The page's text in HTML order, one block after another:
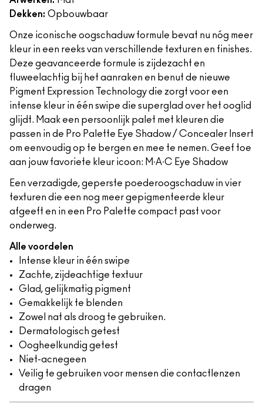
Dekken: Opbouwbaar
Onze iconische oogschaduw formule bevat nu nóg meer
kleur in een reeks van verschillende texturen en finishes.
Deze geavanceerde formule is zijdezacht en
fluweelachtig bij het aanraken en benut de nieuwe
Pigment Expression Technology die zorgt voor een
intense kleur in één swipe die superglad over het ooglid
glijdt. Maak een persoonlijk palet met kleuren die
passen in de Pro Palette Eye Shadow / Concealer Insert
om eenvoudig op te bergen en mee te nemen. Geef toe
aan jouw favoriete kleur icoon: M∙A∙C Eye Shadow
Een verzadigde, geperste poederoogschaduw in vier
texturen die een nog meer gepigmenteerde kleur
afgeeft en in een Pro Palette compact past voor
onderweg.
Alle voordelen
Intense kleur in één swipe
Zachte, zijdeachtige textuur
Glad, gelijkmatig pigment
Gemakkelijk te blenden
Zowel nat als droog te gebruiken.
Dermatologisch getest
Oogheelkundig getest
Niet-acnegeen
Veilig te gebruiken voor mensen die contactlenzen
dragen